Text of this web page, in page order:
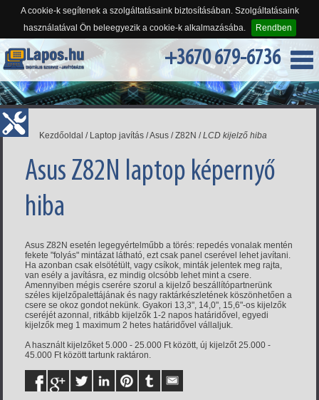
A cookie-k segítenek a szolgáltatásaink biztosításában. Szolgáltatásaink
használatával Ön beleegyezik a cookie-k alkalmazásába.
Rendben
+3670 679-6736
Kezdőoldal / Laptop javítás /Asus /Z82N /LCD kijelző hiba
Asus Z82N laptop képernyő
hiba
Asus Z82N esetén legegyértelműbb a törés: repedés vonalak mentén
fekete "folyás" mintázat látható, ezt csak panel cserével lehet javítani.
Ha azonban csak elsötétült, vagy csíkok, minták jelentek meg rajta,
van esély a javításra, ez mindig olcsóbb lehet mint a csere.
Amennyiben mégis cserére szorul a kijelző beszállítópartnerünk
széles kijelzőpalettájának és nagy raktárkészletének köszönhetően a
csere se okoz gondot nekünk. Gyakori 13,3", 14,0", 15,6"-os kijelzők
cseréjét azonnal, ritkább kijelzők 1-2 napos határidővel, egyedi
kijelzők meg 1 maximum 2 hetes határidővel vállaljuk.
A használt kijelzőket 5.000 - 25.000 Ft között, új kijelzőt 25.000 -
45.000 Ft között tartunk raktáron.